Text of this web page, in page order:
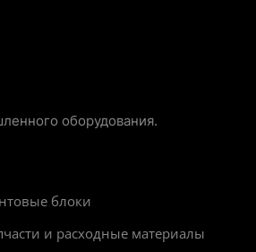
оборудования.
блоки
и расходные материалы